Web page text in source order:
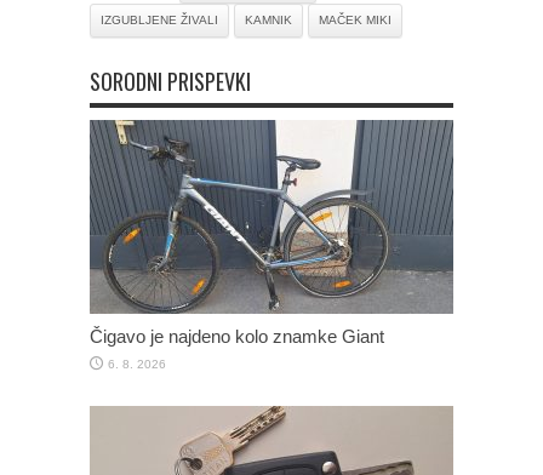
IZGUBLJENE ŽIVALI KAMNIK MAČEK MIKI
SORODNI PRISPEVKI
Čigavo je najdeno kolo znamke Giant
6. 8. 2026